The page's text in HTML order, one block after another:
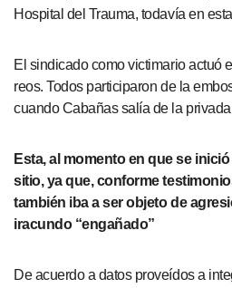
Hospital del Trauma, todavía en
El sindicado como victimario actuó
reos. Todos participaron de la
cuando Cabañas salía de la
Esta, al momento en que se
sitio, ya que, conforme
también iba a ser objeto de
iracundo “engañado”
De acuerdo a datos proveídos a